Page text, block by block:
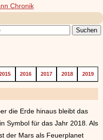
2016 2017 2018 2019
die Erde hinaus bleibt das
Symbol für das Jahr 2018. Als
der Mars als Feuerplanet